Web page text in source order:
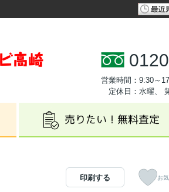
営業時間：9:30～
定休日：水曜、
印刷する お